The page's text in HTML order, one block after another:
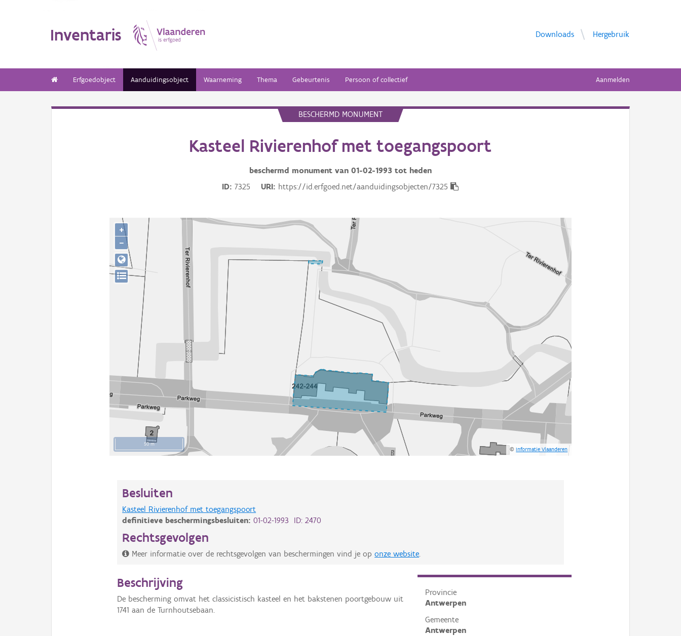
Inventaris Downloads Hergebruik
Erfgoedobject Aanduidingsobject Waarneming Thema Gebeurtenis Persoon of collectief Aanmelden
BESCHERMD MONUMENT
Kasteel Rivierenhof met toegangspoort
beschermd monument van 01-02-1993 tot heden
ID
7325 URI https://id.erfgoed.net/aanduidingsobjecten/7325
50 m
©Informatie Vlaanderen
+
−
Besluiten
Kasteel Rivierenhof met toegangspoort
definitieve beschermingsbesluiten:01-02-1993 ID: 2470
Rechtsgevolgen
Meer informatie over de rechtsgevolgen van beschermingen vind je oponze website.
Provincie
Antwerpen
Gemeente
Antwerpen
Beschrijving
De bescherming omvat het classicistisch kasteel en het bakstenen poortgebouw uit
1741 aan de Turnhoutsebaan.